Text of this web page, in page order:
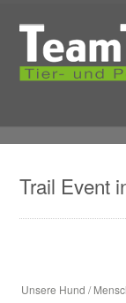
Trail Event
Unsere Hund /